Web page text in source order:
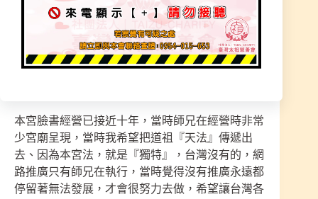
助過案例、師父職員艱辛服務、體會、領悟、感
受、一個字慢慢打出來訴說的文，想不到有別間宮
廟把我們宮文章、直接複製貼上，只更改了宮名與
辦事時間、文章用到自己宮讓信徒增加信任感、太
本宮臉書經營已接近十年，當時師兄在經營時非常
少宮廟呈現，當時我希望把道祖『天法』傳遞出
去、因為本宮法，就是『獨特』，台灣沒有的，網
路推廣只有師兄在執行，當時覺得沒有推廣永遠都
停留著無法發展，才會很努力去做，希望讓台灣各